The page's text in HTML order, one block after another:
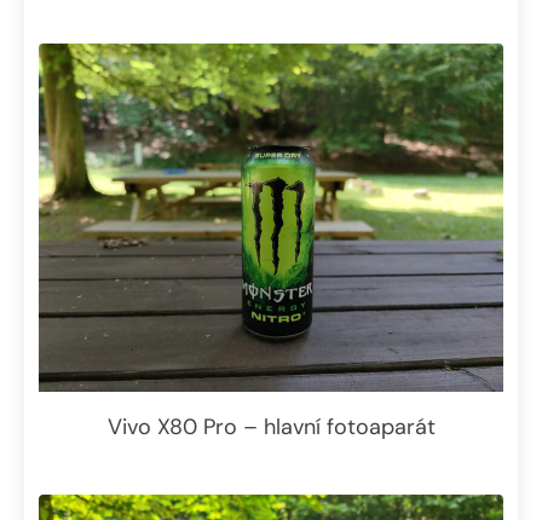
Vivo X80 Pro – hlavní fotoaparát